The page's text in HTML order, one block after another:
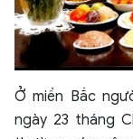
Ở miền Bắc
ngày 23 tháng